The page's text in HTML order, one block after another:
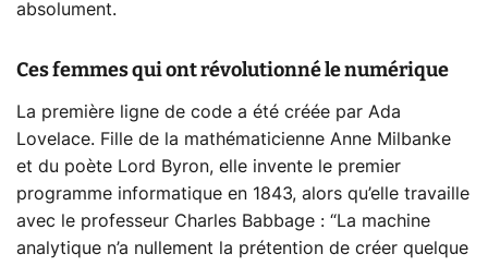
absolument.
Ces femmes qui ont révolutionné le numérique
La première ligne de code a été créée par Ada
Lovelace. Fille de la mathématicienne Anne Milbanke
et du poète Lord Byron, elle invente le premier
programme informatique en 1843, alors qu’elle travaille
avec le professeur Charles Babbage : “La machine
analytique n’a nullement la prétention de créer quelque